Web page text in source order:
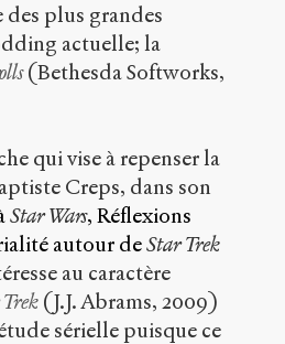
des plus grandes
actuelle; la
(Bethesda Softworks,
qui vise à repenser la
Creps, dans son
Star Wars, Réflexions
autour deStar Trek
au caractère
(J.J. Abrams, 2009)
sérielle puisque ce